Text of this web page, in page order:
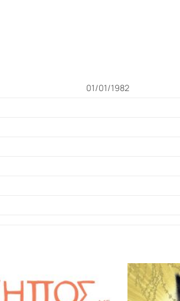
01/01/1982